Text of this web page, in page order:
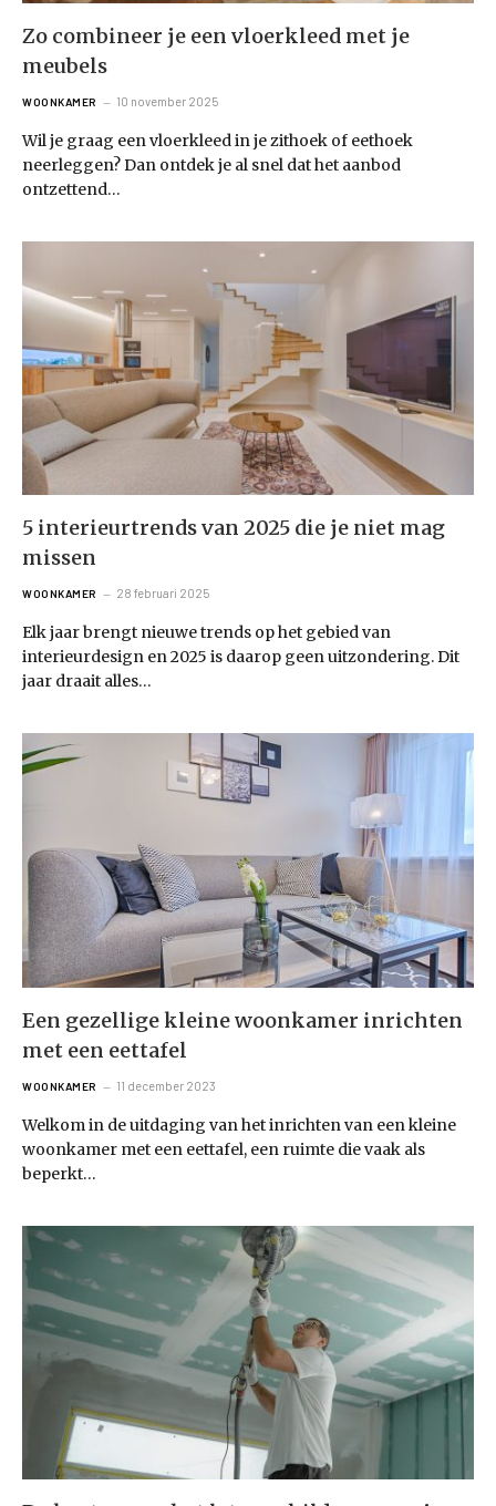
Zo combineer je een vloerkleed met je
meubels
WOONKAMER 10 november 2025
Wil je graag een vloerkleed in je zithoek of eethoek
neerleggen? Dan ontdek je al snel dat het aanbod
ontzettend…
5 interieurtrends van 2025 die je niet mag
missen
WOONKAMER 28 februari 2025
Elk jaar brengt nieuwe trends op het gebied van
interieurdesign en 2025 is daarop geen uitzondering. Dit
jaar draait alles…
Een gezellige kleine woonkamer inrichten
met een eettafel
WOONKAMER 11 december 2023
Welkom in de uitdaging van het inrichten van een kleine
woonkamer met een eettafel, een ruimte die vaak als
beperkt…